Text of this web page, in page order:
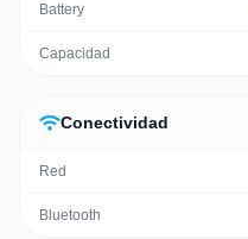
Battery
Capacidad
wifiConectividad
Red
Bluetooth